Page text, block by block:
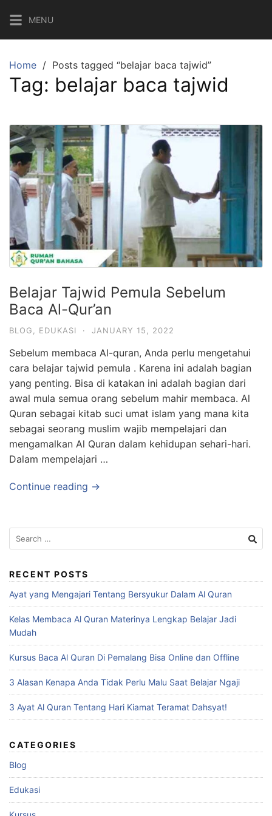
content
MENU
Home Posts tagged “belajar baca tajwid”
Tag: belajar baca tajwid
Belajar Tajwid Pemula Sebelum
Baca Al-Qur’an
BLOG EDUKASI · JANUARY 15, 2022
Sebelum membaca Al-quran, Anda perlu mengetahui
cara belajar tajwid pemula . Karena ini adalah bagian
yang penting. Bisa di katakan ini adalah bagian dari
awal mula semua orang sebelum mahir membaca. Al
Quran sebagai kitab suci umat islam yang mana kita
sebagai seorang muslim wajib mempelajari dan
mengamalkan Al Quran dalam kehidupan sehari-hari.
Dalam mempelajari …
Continue reading →
Search
for:
RECENT POSTS
Ayat yang Mengajari Tentang Bersyukur Dalam Al Quran
Kelas Membaca Al Quran Materinya Lengkap Belajar Jadi
Mudah
Kursus Baca Al Quran Di Pemalang Bisa Online dan Offline
3 Alasan Kenapa Anda Tidak Perlu Malu Saat Belajar Ngaji
3 Ayat Al Quran Tentang Hari Kiamat Teramat Dahsyat!
CATEGORIES
Blog
Edukasi